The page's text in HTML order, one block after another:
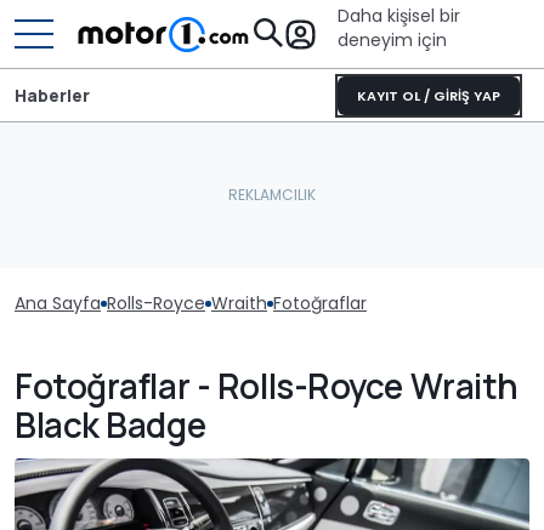
Daha kişisel bir
deneyim için
KAYIT OL / GİRİŞ YAP
Haberler
Ana Sayfa Rolls-Royce Wraith Fotoğraflar
Fotoğraflar - Rolls-Royce Wraith
Black Badge